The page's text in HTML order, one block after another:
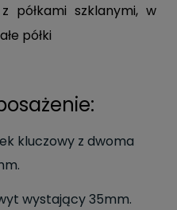
półkami szklanymi, w
półki
kluczowy z dwoma
wystający 35mm.